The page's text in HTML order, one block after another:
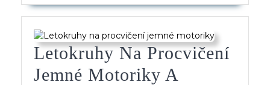
Letokruhy Na Procvičení
Jemné Motoriky A